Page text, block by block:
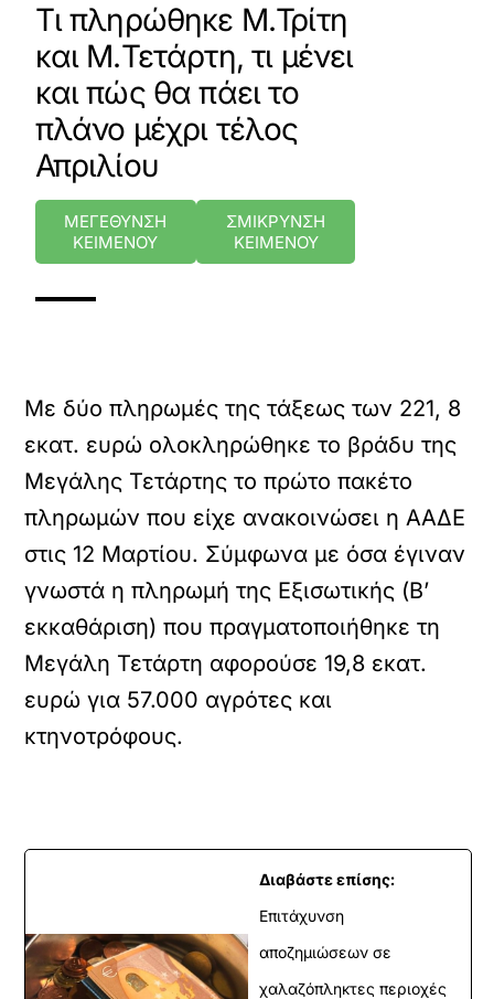
Τι πληρώθηκε Μ.Τρίτη
και Μ.Τετάρτη, τι μένει
και πώς θα πάει το
πλάνο μέχρι τέλος
Απριλίου
ΜΕΓΕΘΥΝΣΗ
ΚΕΙΜΕΝΟΥ
ΣΜΙΚΡΥΝΣΗ
ΚΕΙΜΕΝΟΥ
Με δύο πληρωμές της τάξεως των 221, 8
εκατ. ευρώ ολοκληρώθηκε το βράδυ της
Μεγάλης Τετάρτης το πρώτο πακέτο
πληρωμών που είχε ανακοινώσει η ΑΑΔΕ
στις 12 Μαρτίου. Σύμφωνα με όσα έγιναν
γνωστά η πληρωμή της Εξισωτικής (Β’
εκκαθάριση) που πραγματοποιήθηκε τη
Μεγάλη Τετάρτη αφορούσε 19,8 εκατ.
ευρώ για 57.000 αγρότες και
κτηνοτρόφους.
Διαβάστε επίσης:
Επιτάχυνση
αποζημιώσεων σε
χαλαζόπληκτες περιοχές